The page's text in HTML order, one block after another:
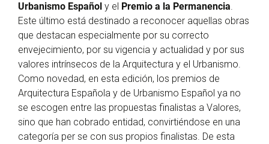
Urbanismo Español y el Premio a la Permanencia.
Este último está destinado a reconocer aquellas obras
que destacan especialmente por su correcto
envejecimiento, por su vigencia y actualidad y por sus
valores intrínsecos de la Arquitectura y el Urbanismo.
Como novedad, en esta edición, los premios de
Arquitectura Española y de Urbanismo Español ya no
se escogen entre las propuestas finalistas a Valores,
sino que han cobrado entidad, convirtiéndose en una
categoría per se con sus propios finalistas. De esta